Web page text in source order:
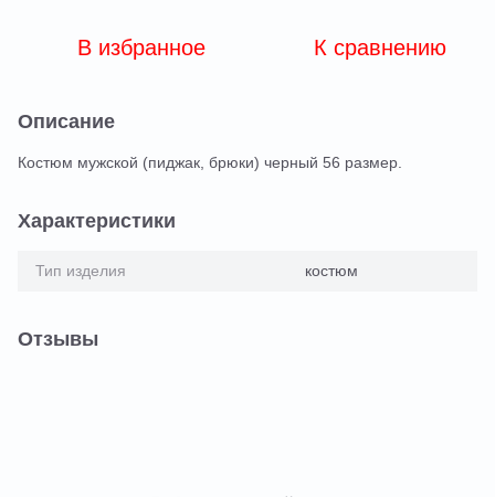
В избранное К сравнению
Описание
Костюм мужской (пиджак, брюки) черный 56 размер.
Характеристики
Тип изделия костюм
Отзывы